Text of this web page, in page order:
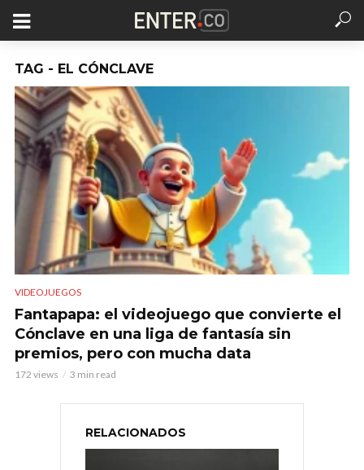
TAG - EL CÓNCLAVE
VIDEOJUEGOS
Fantapapa: el videojuego que convierte el
Cónclave en una liga de fantasía sin
premios, pero con mucha data
172 views 3 min read
RELACIONADOS